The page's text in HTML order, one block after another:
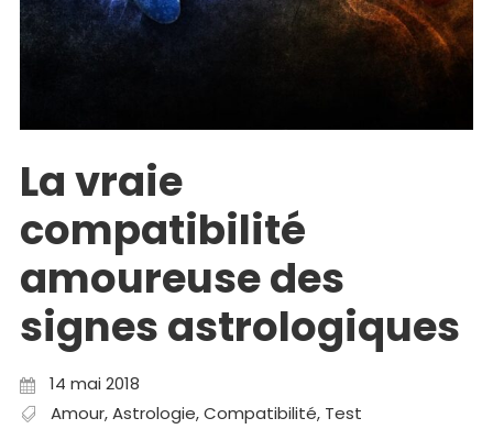
La vraie
compatibilité
amoureuse des
signes astrologiques
14 mai 2018
Amour,Astrologie,Compatibilité, Test